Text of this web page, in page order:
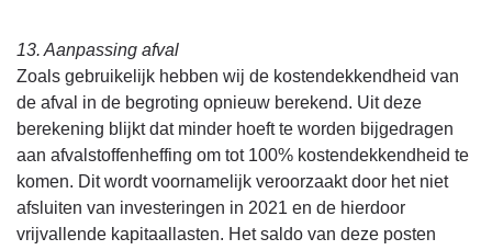
13. Aanpassing afval
Zoals gebruikelijk hebben wij de kostendekkendheid van
de afval in de begroting opnieuw berekend. Uit deze
berekening blijkt dat minder hoeft te worden bijgedragen
aan afvalstoffenheffing om tot 100% kostendekkendheid te
komen. Dit wordt voornamelijk veroorzaakt door het niet
afsluiten van investeringen in 2021 en de hierdoor
vrijvallende kapitaallasten. Het saldo van deze posten